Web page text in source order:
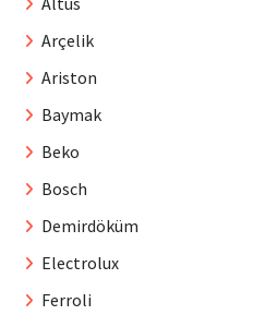
Arçelik
Ariston
Baymak
Beko
Bosch
Demirdöküm
Electrolux
Ferroli